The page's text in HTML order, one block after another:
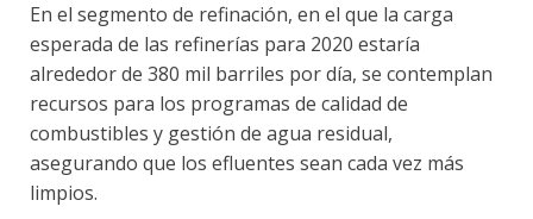
En el segmento de refinación, en el que la carga
esperada de las refinerías para 2020 estaría
alrededor de 380 mil barriles por día, se contemplan
recursos para los programas de calidad de
combustibles y gestión de agua residual,
asegurando que los efluentes sean cada vez más
limpios.